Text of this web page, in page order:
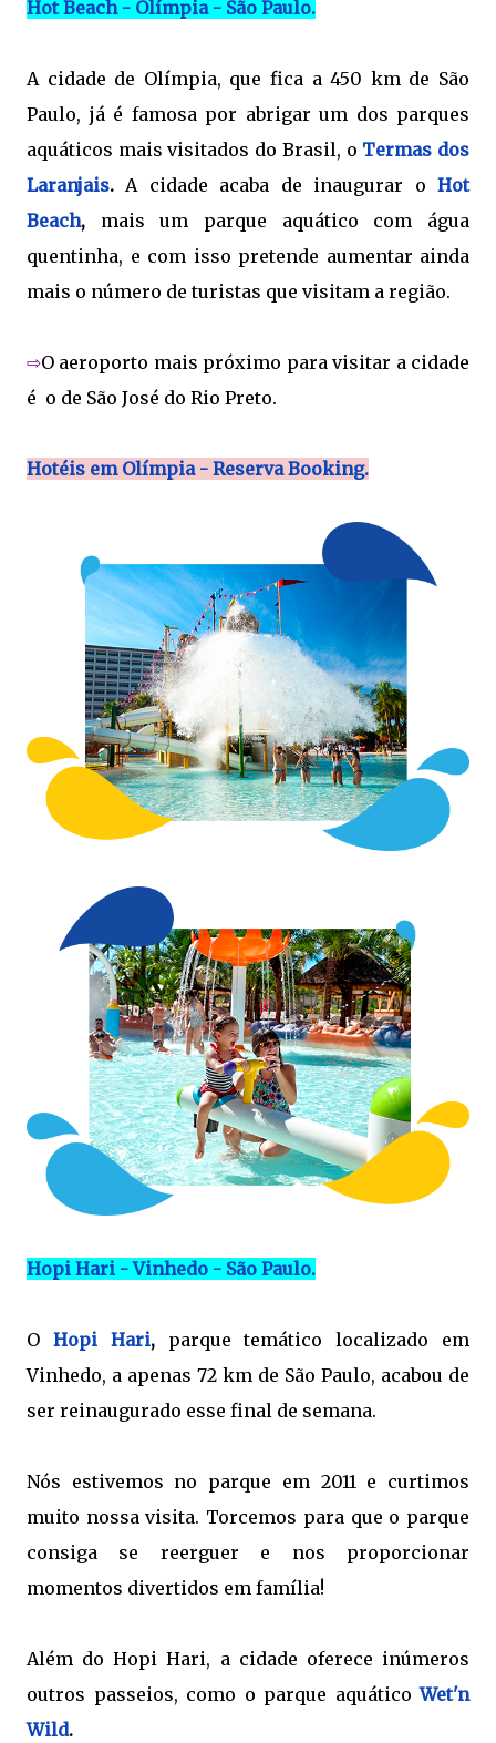
Hot Beach - Olímpia - São Paulo.
A cidade de Olímpia, que fica a 450 km de São
Paulo, já é famosa por abrigar um dos parques
aquáticos mais visitados do Brasil, o Termas dos
Laranjais.A cidade acaba de inaugurar oHot
Beach, mais um parque aquático com água
quentinha, e com isso pretende aumentar ainda
mais o número de turistas que visitam a região.
⇨O aeroporto mais próximo para visitar a cidade
é o de São José do Rio Preto.
Hotéis em Olímpia - Reserva Booking.
Hopi Hari - Vinhedo - São Paulo.
O Hopi Hari,parque temático localizado em
Vinhedo, a apenas 72 km de São Paulo, acabou de
ser reinaugurado esse final de semana.
Nós estivemos no parque em 2011 e curtimos
muito nossa visita. Torcemos para que o parque
consiga se reerguer e nos proporcionar
momentos divertidos em família!
Além do Hopi Hari, a cidade oferece inúmeros
outros passeios, como o parque aquáticoWet'n
Wild.